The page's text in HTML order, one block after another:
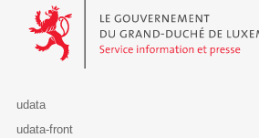
Le Gouvernement du Grand-Duché de
udata
udata-front